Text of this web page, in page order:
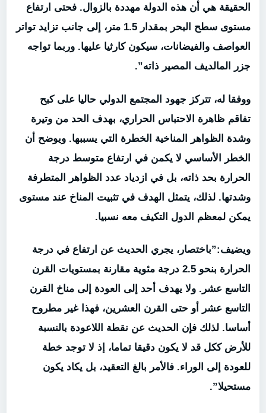
الحقيقة هي أن هذه الدولة مهددة بالزوال. فحتى ارتفاع
مستوى سطح البحر بمقدار 1.5 متر، إلى جانب تزايد تواتر
العواصف والفيضانات، سيكون كارثيا عليها. وربما تواجه
جزر المالديف المصير ذاته”.
ووفقا له، تتركز جهود المجتمع الدولي حاليا على كبح
تفاقم ظاهرة الاحتباس الحراري، بهدف الحد من وتيرة
وشدة الظواهر المناخية الخطرة التي يسببها. ويوضح أن
الخطر الأساسي لا يكمن في ارتفاع متوسط درجة
الحرارة بحد ذاته، بل في ازدياد عدد الظواهر المتطرفة
وشدتها. لذلك، يتمثل الهدف في تثبيت المناخ عند مستوى
يمكن لمعظم الدول التكيف معه نسبيا.
ويضيف:”باختصار، يجري الحديث عن ارتفاع في درجة
الحرارة بنحو 2.5 درجة مئوية مقارنة بمستويات القرن
التاسع عشر. ولا يهدف أحد إلى العودة إلى مناخ القرن
التاسع عشر أو حتى القرن العشرين، فهذا غير مطروح
أساسا. لذلك فإن الحديث عن نقطة اللاعودة بالنسبة
للأرض ككل قد لا يكون دقيقا تماما، إذ لا توجد خطة
للعودة إلى الوراء. فالأمر بالغ التعقيد، بل يكاد يكون
مستحيلا”.